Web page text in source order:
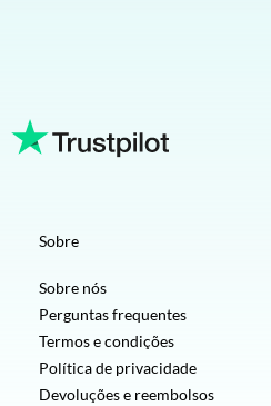
Sobre
Sobre nós
Perguntas frequentes
Termos e condições
Política de privacidade
Devoluções e reembolsos